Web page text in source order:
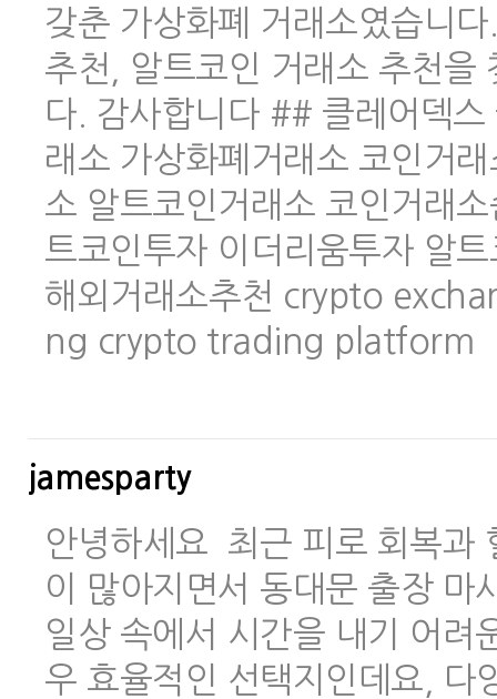
갖춘 가상화폐 거래소였습니
추천, 알트코인 거래소 추천을
다. 감사합니다 ## 클레어덱
래소 가상화폐거래소 코인거
소 알트코인거래소 코인거래
트코인투자 이더리움투자 알
해외거래소추천 crypto
ng crypto trading platform
jamesparty
안녕하세요 최근 피로 회복과
이 많아지면서 동대문 출장 마
일상 속에서 시간을 내기 어려
우 효율적인 선택지인데요,